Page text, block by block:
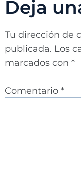
Deja
Tu dirección de
publicada. Los
marcados con *
Comentario *